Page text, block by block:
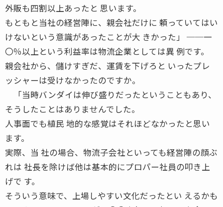
外販も四割以上あったと 思います。
もともと当社の経営陣に、親会社だけに 頼っていてはい
けないという意識があったことが大 きかった」 ──一
〇％以上という利益率は物流企業としては異 例です。
親会社から、儲けすぎだ、運賃を下げろと いったプレ
ッシャーは受けなかったのですか。
「当時バンダイは伸び盛りだったということもあり、
そうしたことはありませんでした。
人事面でも植民 地的な感覚はそれほどなかったと思い
ます。
実際、当 社の場合、物流子会社といっても経営陣の顔ぶ
れは 社長を除けば他は基本的にプロパー社員の叩き上
げで す。
そういう意味で、上場しやすい文化だったとい えるかも